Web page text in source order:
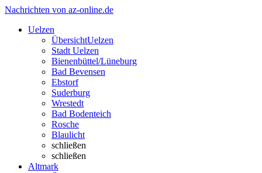
Nachrichten von az-online.de
Uelzen
ÜbersichtUelzen
Stadt Uelzen
Bienenbüttel/Lüneburg
Bad Bevensen
Ebstorf
Suderburg
Wrestedt
Bad Bodenteich
Rosche
Blaulicht
schließen
schließen
Altmark